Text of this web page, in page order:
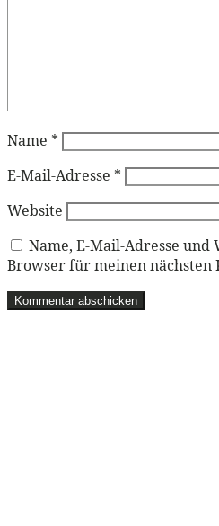
Name *
E-Mail-Adresse *
Website
Name, E-Mail-Adresse und
Browser für meinen nächsten